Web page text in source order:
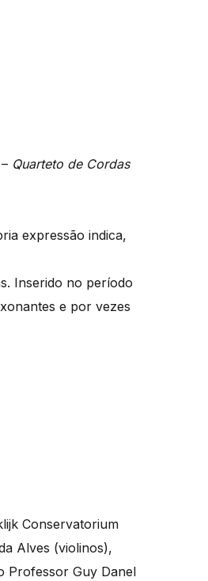
– Quarteto de Cordas
expressão indica,
Inserido no período
e por vezes
Conservatorium
Alves (violinos),
Professor Guy Danel